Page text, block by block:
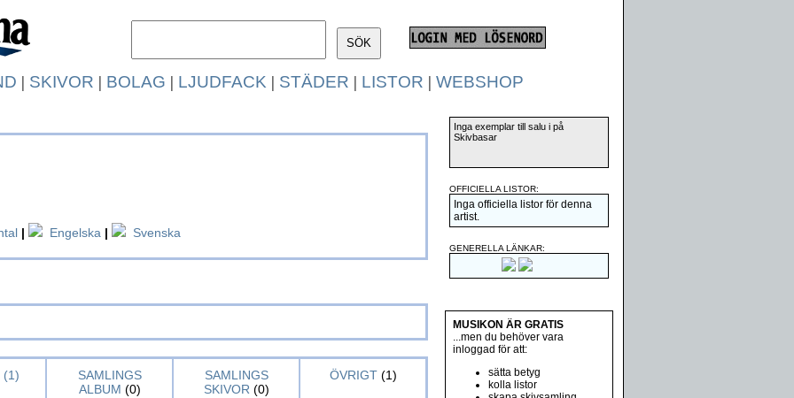
| SKIVOR | BOLAG | LJUDFACK | STÄDER | LISTOR | WEBSHOP
| Engelska | Svenska
(1)
SAMLINGS
ALBUM (0)
SAMLINGS
SKIVOR (0)
ÖVRIGT(1)
Inga exemplar till salu i på
Skivbasar
OFFICIELLA LISTOR:
Inga officiella listor för denna
artist.
GENERELLA LÄNKAR:
MUSIKON ÄR GRATIS
...men du behöver vara
inloggad för att:
sätta betyg
kolla listor